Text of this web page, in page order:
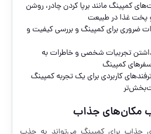
کمپینگ مانند برپا کردن چادر، روشن
پخت غذا در طبیعت
ضروری برای کمپینگ و بررسی کیفیت و
تجربیات شخصی و خاطرات به
سفرهای کمپینگ
کاربردی برای یک تجربه کمپینگ
مکان‌های جذاب